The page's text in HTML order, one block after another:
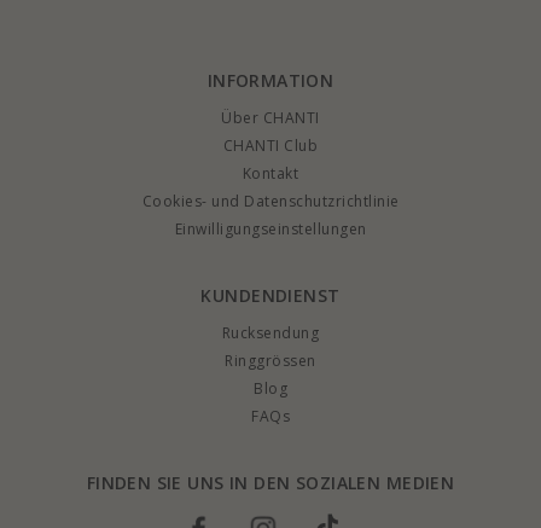
INFORMATION
Über CHANTI
CHANTI Club
Kontakt
Cookies- und Datenschutzrichtlinie
Einwilligungseinstellungen
KUNDENDIENST
Rucksendung
Ringgrössen
Blog
FAQs
FINDEN SIE UNS IN DEN SOZIALEN MEDIEN